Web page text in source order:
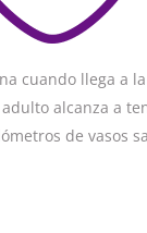
cuando llega a
alcanza a
de vasos